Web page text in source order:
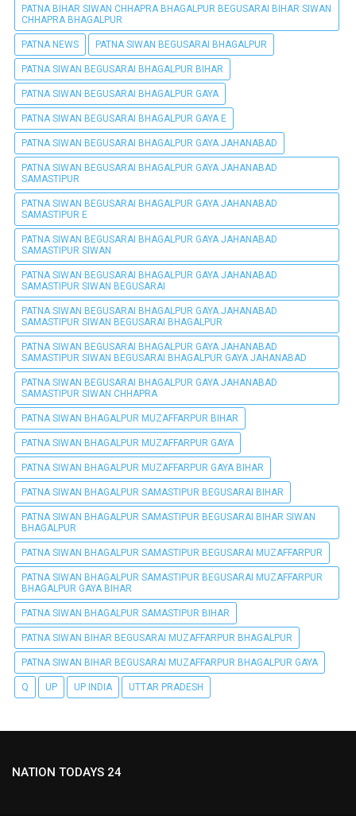
PATNA BIHAR SIWAN CHHAPRA BHAGALPUR BEGUSARAI BIHAR SIWAN
CHHAPRA BHAGALPUR
PATNA NEWS PATNA SIWAN BEGUSARAI BHAGALPUR
PATNA SIWAN BEGUSARAI BHAGALPUR BIHAR
PATNA SIWAN BEGUSARAI BHAGALPUR GAYA
PATNA SIWAN BEGUSARAI BHAGALPUR GAYA E
PATNA SIWAN BEGUSARAI BHAGALPUR GAYA JAHANABAD
PATNA SIWAN BEGUSARAI BHAGALPUR GAYA JAHANABAD
SAMASTIPUR
PATNA SIWAN BEGUSARAI BHAGALPUR GAYA JAHANABAD
SAMASTIPUR E
PATNA SIWAN BEGUSARAI BHAGALPUR GAYA JAHANABAD
SAMASTIPUR SIWAN
PATNA SIWAN BEGUSARAI BHAGALPUR GAYA JAHANABAD
SAMASTIPUR SIWAN BEGUSARAI
PATNA SIWAN BEGUSARAI BHAGALPUR GAYA JAHANABAD
SAMASTIPUR SIWAN BEGUSARAI BHAGALPUR
PATNA SIWAN BEGUSARAI BHAGALPUR GAYA JAHANABAD
SAMASTIPUR SIWAN BEGUSARAI BHAGALPUR GAYA JAHANABAD
PATNA SIWAN BEGUSARAI BHAGALPUR GAYA JAHANABAD
SAMASTIPUR SIWAN CHHAPRA
PATNA SIWAN BHAGALPUR MUZAFFARPUR BIHAR
PATNA SIWAN BHAGALPUR MUZAFFARPUR GAYA
PATNA SIWAN BHAGALPUR MUZAFFARPUR GAYA BIHAR
PATNA SIWAN BHAGALPUR SAMASTIPUR BEGUSARAI BIHAR
PATNA SIWAN BHAGALPUR SAMASTIPUR BEGUSARAI BIHAR SIWAN
BHAGALPUR
PATNA SIWAN BHAGALPUR SAMASTIPUR BEGUSARAI MUZAFFARPUR
PATNA SIWAN BHAGALPUR SAMASTIPUR BEGUSARAI MUZAFFARPUR
BHAGALPUR GAYA BIHAR
PATNA SIWAN BHAGALPUR SAMASTIPUR BIHAR
PATNA SIWAN BIHAR BEGUSARAI MUZAFFARPUR BHAGALPUR
PATNA SIWAN BIHAR BEGUSARAI MUZAFFARPUR BHAGALPUR GAYA
Q UP UP INDIA UTTAR PRADESH
NATION TODAYS 24